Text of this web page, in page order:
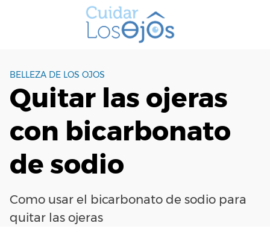
BELLEZA DE LOS OJOS
Quitar las ojeras
con bicarbonato
de sodio
Como usar el bicarbonato de sodio para
quitar las ojeras